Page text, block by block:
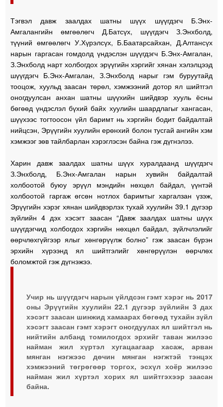
Тэгвэл давж заалдах шатны шүүх шүүгдэгч Б.Энх-
Амгалангийн өмгөөлөгч Д.Батсүх, шүүгдэгч З.Энхболд,
түүний өмгөөлөгч У.Хүрэлсүх, Б.Баатарсайхан, Д.Алтансүх
нарын гаргасан гомдолд үндэслэн шүүгдэгч Б.Энх-Амгалан,
З.Энхболд нарт холбогдох эрүүгийн хэргийг хянан хэлэлцээд
шүүгдэгч Б.Энх-Амгалан, З.Энхболд нарыг гэм буруутайд
тооцож, хуульд заасан төрөл, хэмжээний дотор ял шийтгэл
оногдуулсан анхан шатны шүүхийн шийдвэр хууль ёсны
бөгөөд үндэслэл бүхий байх хуулийн шаардлагыг хангасан,
шүүхээс тогтоосон үйл баримт нь хэргийн бодит байдалтай
нийцсэн, Эрүүгийн хуулийн ерөнхий болон тусгай ангийн хэм
хэмжээг зөв тайлбарлан хэрэглэсэн байна гэж дүгнэлээ.
Харин давж заалдах шатны шүүх хуралдаанд шүүгдэгч
З.Энхболд, Б.Энх-Амгалан нарын хувийн байдалтай
холбоотой буюу эрүүл мэндийн нөхцөл байдал, үүнтэй
холбоотой гаргаж өгсөн нотлох баримтыг харгалзан үзэж,
Эрүүгийн хэрэг хянан шийдвэрлэх тухай хуулийн 39.1 дүгээр
зүйлийн 4 дэх хэсэгт заасан “Давж заалдах шатны шүүх
шүүгдэгчид холбогдох хэргийн нөхцөл байдал, зүйлчлэлийг
өөрчлөхгүйгээр ялыг хөнгөрүүлж болно” гэж заасан бүрэн
эрхийн хүрээнд ял шийтгэлийг хөнгөрүүлэн өөрчлөх
боломжтой гэж дүгнэжээ.
Учир нь шүүгдэгч нарын үйлдсэн гэмт хэрэг нь 2017
оны Эрүүгийн хуулийн 22.1 дүгээр зүйлийн 3 дах
хэсэгт заасан шинжид хамаарах бөгөөд тухайн зүйл
хэсэгт заасан гэмт хэрэгт оногдуулах ял шийтгэл нь
нийтийн албанд томилогдох эрхийг таван жилээс
найман жил хүртэл хугацаагаар хасаж, арван
мянган нэгжээс дөчин мянган нэгжтэй тэнцэх
хэмжээний төгрөгөөр торгох, эсхүл хоёр жилээс
найман жил хүртэл хорих ял шийтгэхээр заасан
байна.